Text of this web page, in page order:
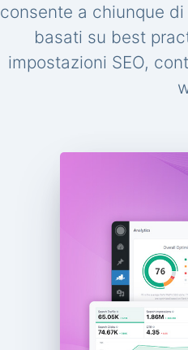
consente a chiunque
basati su best
impostazioni SEO,